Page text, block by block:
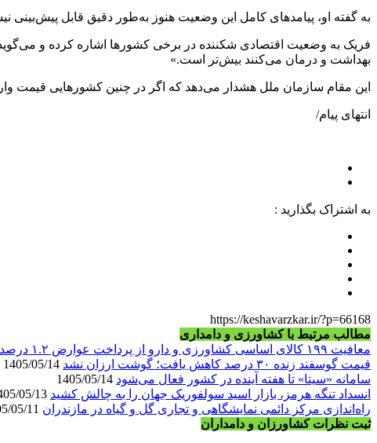
به گفته او، پیامدهای کامل این وضعیت هنوز به‌طور دقیق قابل پیش‌بینی
فریک به وضعیت اقتصادی شکننده در برخی کشورها اشاره کرده و
بهداشت و درمان می‌کنند بیش‌تر است.»
این مقام سازمان ملل هشدار می‌دهد که اگر در چنین کشورهایی قیمت
انتهای پیام/
به اشتراک بگذارید :
https://keshavarzkar.ir/?p=66168
مطالب مرتبط با کشاورزی و دامداری
معافیت ۱۹۹ کالای اساسی کشاورزی و دارو از پرداخت عوارض ۱.۲ درصدی واردات
قیمت گوسفند زنده ۳۰ درصد کاهش یافت؛ گوشت ارزان نشد
سامانه «سیتا» تا هفته آینده در کشور فعال می‌شود
انسداد تنگه هرمز، بازار اسید سولفوریک جهان را به چالش کشید
راه‌اندازی مرکز دائمی نمایشگاهی و تجاری گل و گیاه در مازندران
ثبت نظرات کشاورزان و دامداران